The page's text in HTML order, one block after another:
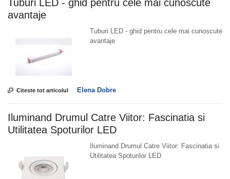
Tuburi LED - ghid pentru cele mai cunoscute
avantaje
Tuburi LED - ghid pentru cele mai cunoscute
avantaje
 Citeste tot articolul Elena Dobre
Iluminand Drumul Catre Viitor: Fascinatia si
Utilitatea Spoturilor LED
Iluminand Drumul Catre Viitor: Fascinatia si
Utilitatea Spoturilor LED